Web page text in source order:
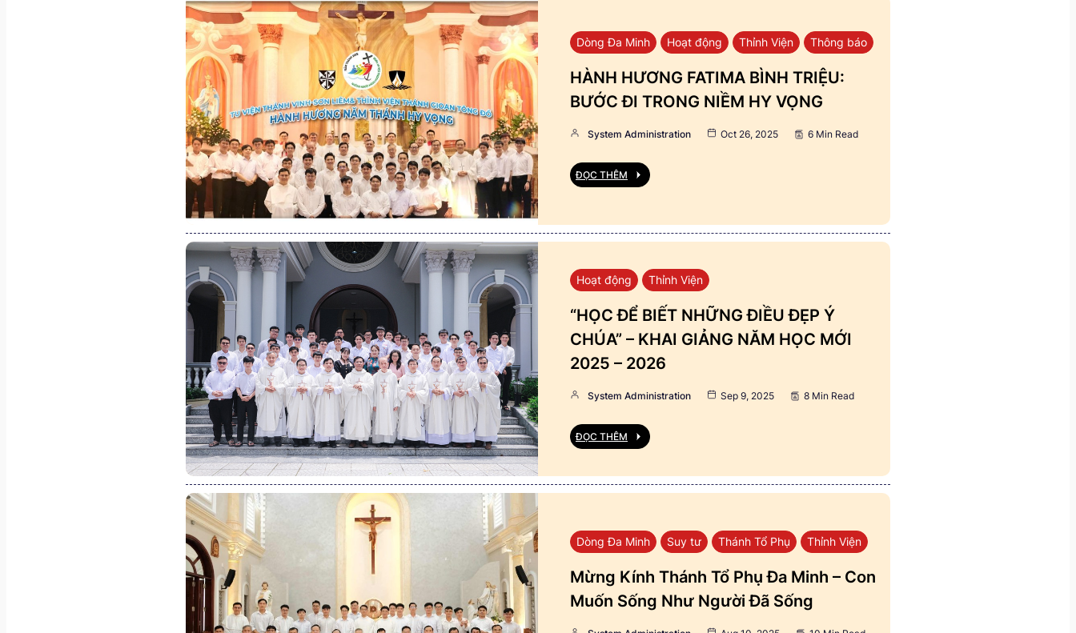
Dòng Đa Minh Hoạt động Thỉnh Viện Thông báo
HÀNH HƯƠNG FATIMA BÌNH TRIỆU:
BƯỚC ĐI TRONG NIỀM HY VỌNG
System Administration Oct 26, 2025 6 Min Read
ĐỌC THÊM
Hoạt động Thỉnh Viện
“HỌC ĐỂ BIẾT NHỮNG ĐIỀU ĐẸP Ý
CHÚA” – KHAI GIẢNG NĂM HỌC MỚI
2025 – 2026
System Administration Sep 9, 2025 8 Min Read
ĐỌC THÊM
Dòng Đa Minh Suy tư Thánh Tổ Phụ Thỉnh Viện
Mừng Kính Thánh Tổ Phụ Đa Minh – Con
Muốn Sống Như Người Đã Sống